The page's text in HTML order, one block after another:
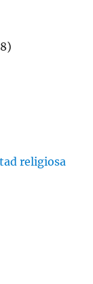
religiosa